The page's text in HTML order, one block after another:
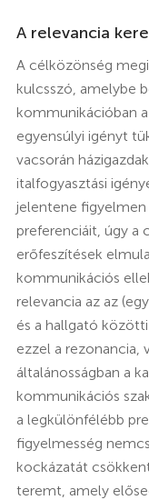
A relevancia
A célközönség
kulcsszó, amelybe
kommunikációban
egyensúlyi igényt
vacsorán
italfogyasztási
jelentene figyelmen
preferenciáit, úgy a
erőfeszítések
kommunikációs
relevancia az az
és a hallgató
ezzel a rezonancia,
általánosságban a
kommunikációs
a legkülönfélébb
figyelmesség
kockázatát
teremt, amely